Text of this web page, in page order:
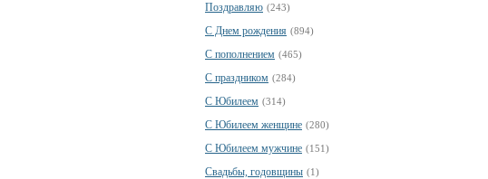
Поздравляю (243)
С Днем рождения (894)
С пополнением (465)
С праздником (284)
С Юбилеем (314)
С Юбилеем женщине (280)
С Юбилеем мужчине (151)
Свадьбы, годовщины (1)